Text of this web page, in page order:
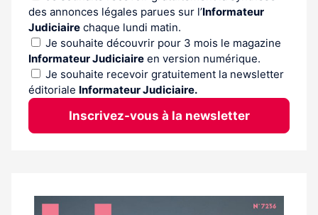
des annonces légales parues sur l’Informateur
Judiciaire chaque lundi matin.
Je souhaite découvrir pour 3 mois le magazine
Informateur Judiciaire en version numérique.
Je souhaite recevoir gratuitement la newsletter
éditoriale Informateur Judiciaire.
Inscrivez-vous à la newsletter
Notre